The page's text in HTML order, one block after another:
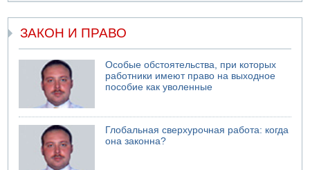
07.08.2026 11:05
Саудовская Аравия опасается нападения хуситов и
07.08.2026 08:29
В Бат-Яме утонул мужчина
07.08.2026 08:29
Стрельба в школе Таиланда
Недалеко от Бейт-Шемеша погиб велосипедист
07.08.2026 06:24
Саудовская Аравия сообщает о нападении хуситов
ЗАКОН И ПРАВО
Особые обстоятельства, при которых
работники имеют право на выходное
пособие как уволенные
Глобальная сверхурочная работа: когда
она законна?